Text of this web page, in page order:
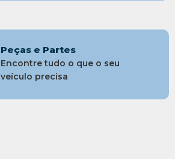
Peças e Partes
Encontre tudo o que o seu
veículo precisa